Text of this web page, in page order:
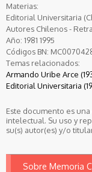
Materias:
Editorial Universitaria
Autores Chilenos -
Año: 1981 1995
Códigos BN:
Temas relacionados:
Armando Uribe Arce
Editorial Universitaria
Este documento es
intelectual. Su uso y
su(s) autor(es) y/o
Sobre Memoria